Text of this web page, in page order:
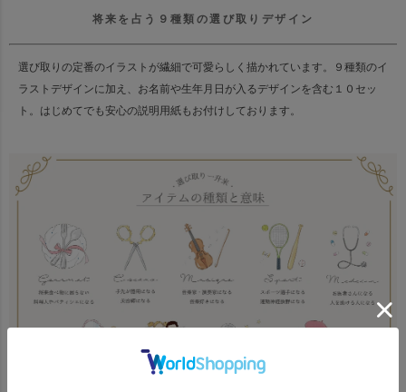
将来を占う９種類の選び取りデザイン
選び取りの定番のイラストが繊細で可愛らしく描かれています。
９種類のイ
ラストデザインに加え、お名前や生年月日が入るデザインを含む１０セッ
ト。 はじめてでも安心の説明用紙もお付けしております。